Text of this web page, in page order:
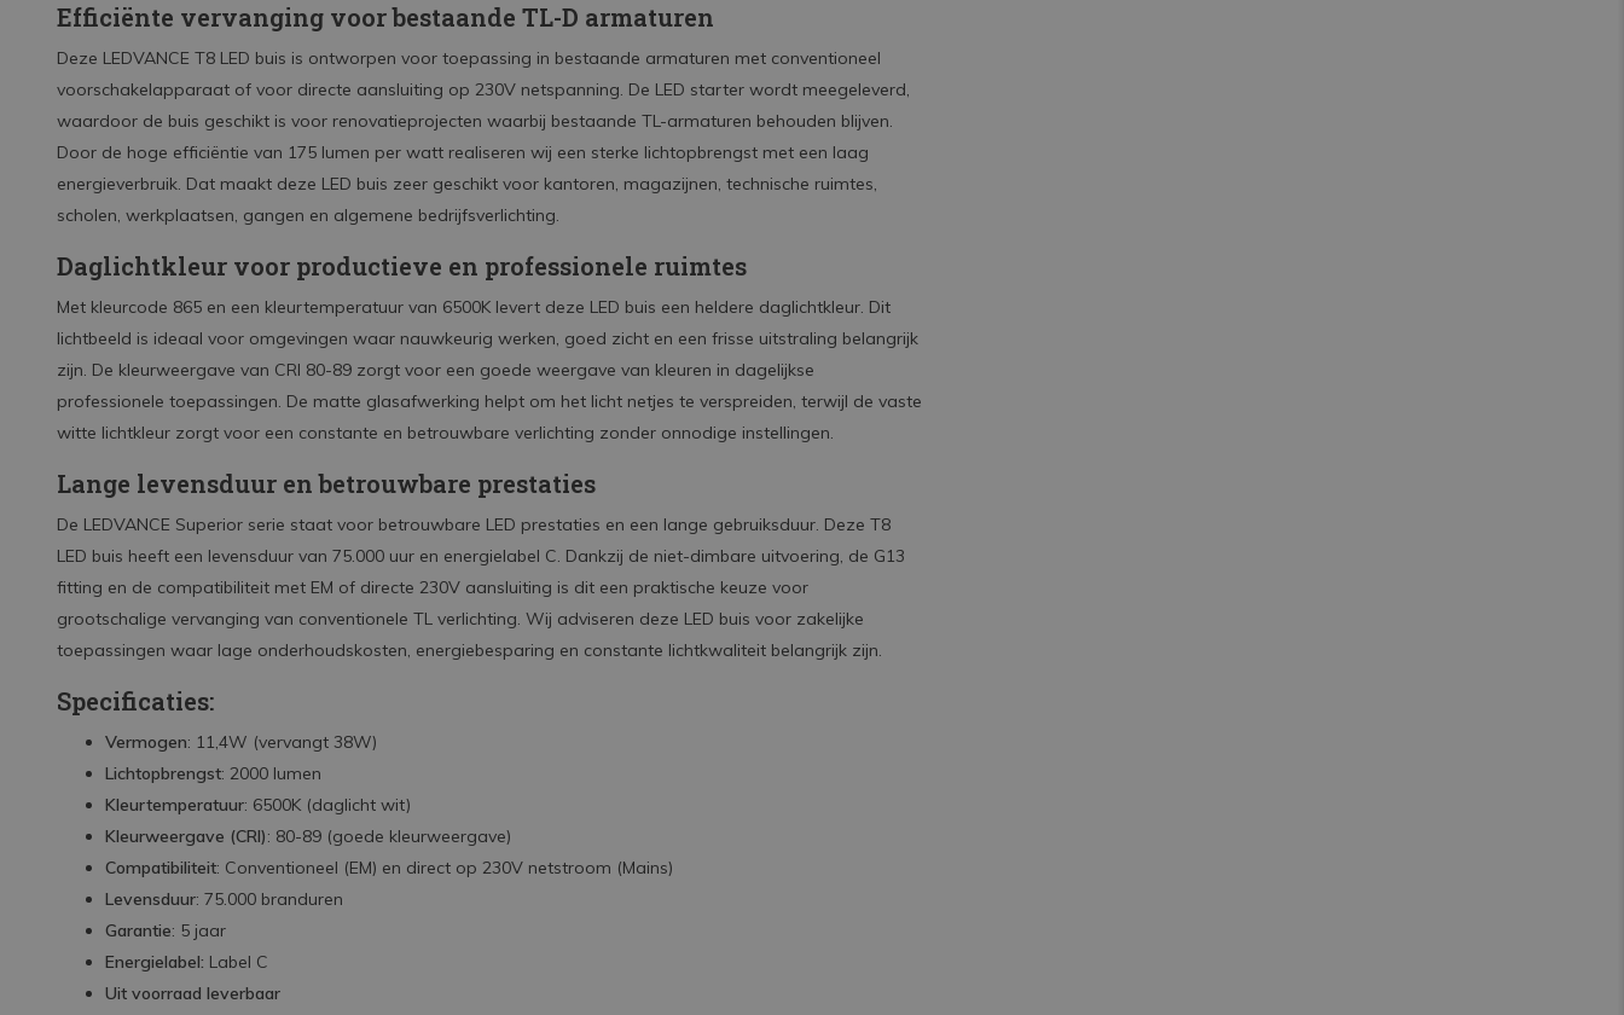
Efficiënte vervanging voor bestaande TL-D armaturen
Deze LEDVANCE T8 LED buis is ontworpen voor toepassing in bestaande armaturen met conventioneel
voorschakelapparaat of voor directe aansluiting op 230V netspanning. De LED starter wordt meegeleverd,
waardoor de buis geschikt is voor renovatieprojecten waarbij bestaande TL-armaturen behouden blijven.
Door de hoge efficiëntie van 175 lumen per watt realiseren wij een sterke lichtopbrengst met een laag
energieverbruik. Dat maakt deze LED buis zeer geschikt voor kantoren, magazijnen, technische ruimtes,
scholen, werkplaatsen, gangen en algemene bedrijfsverlichting.
Daglichtkleur voor productieve en professionele ruimtes
Met kleurcode 865 en een kleurtemperatuur van 6500K levert deze LED buis een heldere daglichtkleur. Dit
lichtbeeld is ideaal voor omgevingen waar nauwkeurig werken, goed zicht en een frisse uitstraling belangrijk
zijn. De kleurweergave van CRI 80-89 zorgt voor een goede weergave van kleuren in dagelijkse
professionele toepassingen. De matte glasafwerking helpt om het licht netjes te verspreiden, terwijl de vaste
witte lichtkleur zorgt voor een constante en betrouwbare verlichting zonder onnodige instellingen.
Lange levensduur en betrouwbare prestaties
De LEDVANCE Superior serie staat voor betrouwbare LED prestaties en een lange gebruiksduur. Deze T8
LED buis heeft een levensduur van 75.000 uur en energielabel C. Dankzij de niet-dimbare uitvoering, de G13
fitting en de compatibiliteit met EM of directe 230V aansluiting is dit een praktische keuze voor
grootschalige vervanging van conventionele TL verlichting. Wij adviseren deze LED buis voor zakelijke
toepassingen waar lage onderhoudskosten, energiebesparing en constante lichtkwaliteit belangrijk zijn.
Specificaties:
Vermogen: 11,4W (vervangt 38W)
Lichtopbrengst: 2000 lumen
Kleurtemperatuur: 6500K (daglicht wit)
Kleurweergave (CRI): 80-89 (goede kleurweergave)
Compatibiliteit: Conventioneel (EM) en direct op 230V netstroom (Mains)
Levensduur: 75.000 branduren
Garantie: 5 jaar
Energielabel: Label C
Uit voorraad leverbaar